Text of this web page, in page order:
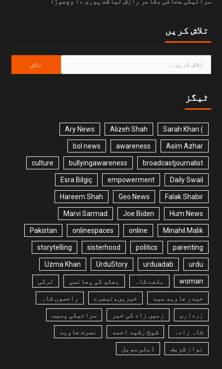
تلاش کریں
ٹیگز
) Sarah Khan
Alizeh Shah
Ary News
Asim Azhar
awareness
bol news
broadcastjournalist
bullyingawareness
culture
Daily Swail
empowerment
Esra Bilgiç
Falak Shabir
Geo News
Hareem Shah
Hum News
Joe Biden
Marvi Sarmad
Minahil Malik
online
onlinespaces
Pakistan
parenting
politics
sisterhood
storytelling
urdu
urduadab
UrduStory
Uzma Khan
woman بلھے شاہ بھٹو کی پھانسی ترکی
حیدر جاوید سید خبریں،تبصرے راحموں شاہ
زرداری زمیں زاد کی خبر سرائیکی وسیب
شاہ زادہ شیخ رشید احمد نصرت جاوید
نواز شریف ڈیلی سویل